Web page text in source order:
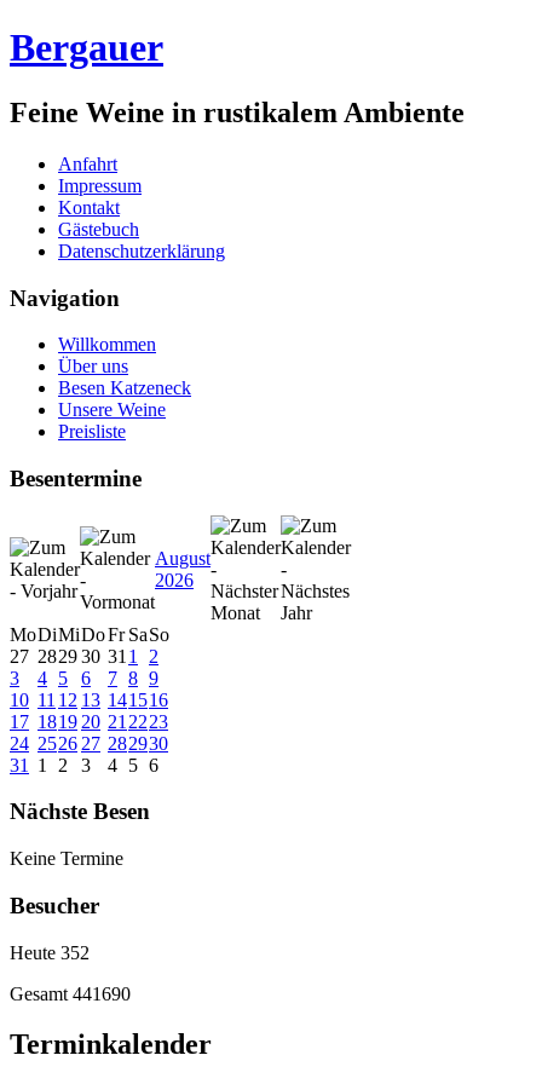
Bergauer
Feine Weine in rustikalem Ambiente
Anfahrt
Impressum
Kontakt
Gästebuch
Datenschutzerklärung
Navigation
Willkommen
Über uns
Besen Katzeneck
Unsere Weine
Preisliste
Besentermine
August
2026
MoDiMiDoFr SaSo
27 282930 31 1
2
3
4 5 6 7 8 9
10 11 12 13 141516
17 1819 20 21 2223
24 2526 27 282930
31
1 2 3 4 5 6
Nächste Besen
Keine Termine
Besucher
Heute 352
Gesamt 441690
Terminkalender